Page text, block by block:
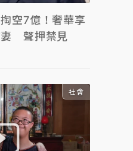
空7億！奢華享
妻 聲押禁見
社會